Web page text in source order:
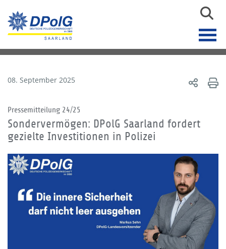
08. September 2025
Pressemitteilung 24/25
Sondervermögen: DPolG Saarland fordert
gezielte Investitionen in Polizei